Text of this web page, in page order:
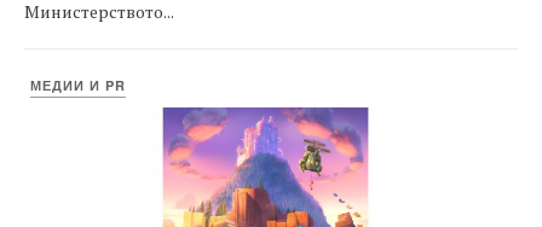
Министерството...
МЕДИИ И PR